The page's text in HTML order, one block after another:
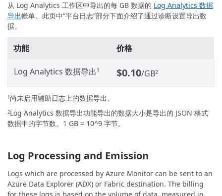
从 Log Analytics 工作区中导出的每 GB 数据的 Log Analytics 数据
导出帐单。此页中“平台日志”部分下面介绍了通过诊断设置导出数
据。
功能 价格
Log Analytics 数据导出 1 $0.10/GB2
1尚未启用辅助日志上的数据导出。
2Log Analytics 数据导出功能导出的数据大小是导出的 JSON 格式
数据中的字节数。1 GB = 10^9 字节。
Log Processing and Emission
Logs which are processed by Azure Monitor can be sent to an
Azure Data Explorer (ADX) or Fabric destination. The billing